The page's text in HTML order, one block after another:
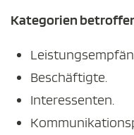
Kategorien
Beschäftigte.
Interessenten.